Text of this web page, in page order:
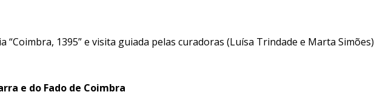
“Coimbra, 1395” e visita guiada pelas curadoras (Luísa Trindade e Marta Simões)
e do Fado de Coimbra